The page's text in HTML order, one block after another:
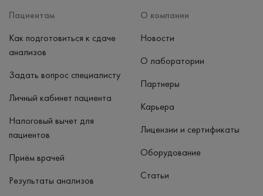
Пациентам
Как подготовиться к сдаче
анализов
Задать вопрос специалисту
Личный кабинет пациента
Налоговый вычет для
пациентов
Приём врачей
Результаты анализов
О компании
Новости
О лаборатории
Партнеры
Карьера
Лицензии и сертификаты
Оборудование
Статьи